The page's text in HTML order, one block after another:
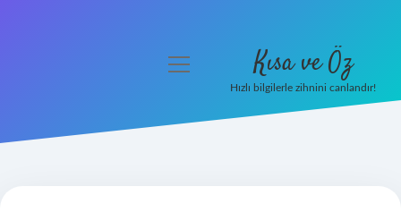
menüyü
Kısa ve Öz
Hızlı bilgilerle zihnini canlandır!